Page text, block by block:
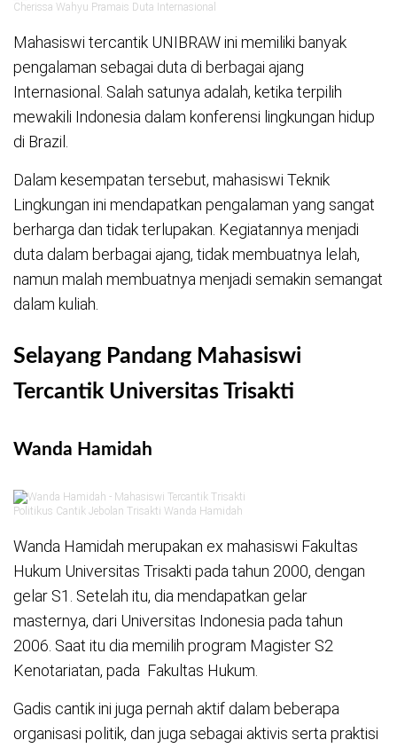
Cherissa Wahyu Pramais Duta Internasional
Mahasiswi tercantik UNIBRAW ini memiliki banyak
pengalaman sebagai duta di berbagai ajang
Internasional. Salah satunya adalah, ketika terpilih
mewakili Indonesia dalam konferensi lingkungan hidup
di Brazil.
Dalam kesempatan tersebut, mahasiswi Teknik
Lingkungan ini mendapatkan pengalaman yang sangat
berharga dan tidak terlupakan. Kegiatannya menjadi
duta dalam berbagai ajang, tidak membuatnya lelah,
namun malah membuatnya menjadi semakin semangat
dalam kuliah.
Selayang Pandang Mahasiswi
Tercantik Universitas Trisakti
Wanda Hamidah
Politikus Cantik Jebolan Trisakti Wanda Hamidah
Wanda Hamidah merupakan ex mahasiswi Fakultas
Hukum Universitas Trisakti pada tahun 2000, dengan
gelar S1. Setelah itu, dia mendapatkan gelar
masternya, dari Universitas Indonesia pada tahun
2006. Saat itu dia memilih program Magister S2
Kenotariatan, pada Fakultas Hukum.
Gadis cantik ini juga pernah aktif dalam beberapa
organisasi politik, dan juga sebagai aktivis serta praktisi